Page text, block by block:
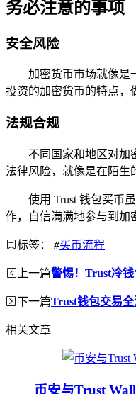
务必注意的事项
安全风险
加密货币市场就像是
投资的加密货币的特点，
法规合规
不同国家和地区对加
法律风险，就像是在陌生
使用 Trust 钱包买币
作，自信满满地参与到加
标签： #买币流程
上一篇警惕！Trust冷
下一篇Trust钱包交易
相关文章
币安与Trust